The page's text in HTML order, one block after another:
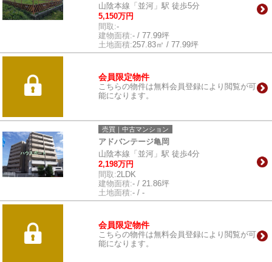
山陰本線「並河」駅 徒歩5分
5,150万円
間取:-
建物面積:- / 77.99坪
土地面積:257.83㎡ / 77.99坪
会員限定物件
こちらの物件は無料会員登録により閲覧が可
能になります。
売買｜中古マンション
アドバンテージ亀岡
山陰本線「並河」駅 徒歩4分
2,198万円
間取:2LDK
建物面積:- / 21.86坪
土地面積:- / -
会員限定物件
こちらの物件は無料会員登録により閲覧が可
能になります。